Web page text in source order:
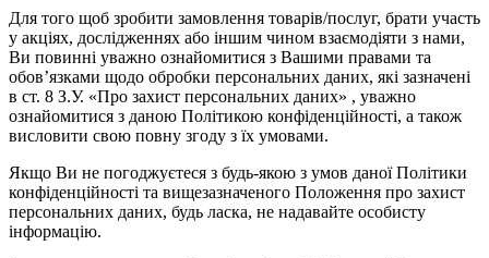
Для того щоб зробити замовлення товарів/послуг, брати участь
у акціях, дослідженнях або іншим чином взаємодіяти з нами,
Ви повинні уважно ознайомитися з Вашими правами та
обов’язками щодо обробки персональних даних, які зазначені
в ст. 8 З.У. «Про захист персональних даних» , уважно
ознайомитися з даною Політикою конфіденційності, а також
висловити свою повну згоду з їх умовами.
Якщо Ви не погоджуєтеся з будь-якою з умов даної Політики
конфіденційності та вищезазначеного Положення про захист
персональних даних, будь ласка, не надавайте особисту
інформацію.